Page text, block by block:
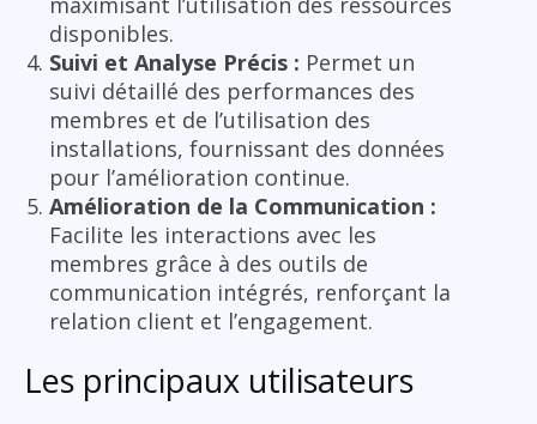
disponibles.
Suivi et Analyse Précis : Permet un
suivi détaillé des performances des
membres et de l’utilisation des
installations, fournissant des données
pour l’amélioration continue.
Amélioration de la Communication :
Facilite les interactions avec les
membres grâce à des outils de
communication intégrés, renforçant la
relation client et l’engagement.
Les principaux utilisateurs